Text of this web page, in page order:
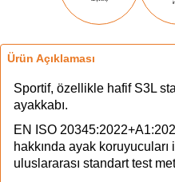
Ürün Açıklaması
Sportif, özellikle hafif S3L
ayakkabı.
EN ISO
hakkında ayak
uluslararası standart test